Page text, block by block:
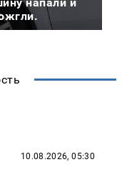
10.08.2026, 05:30